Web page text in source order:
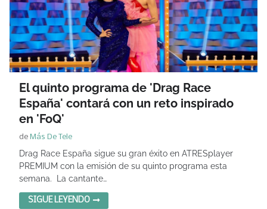
El quinto programa de 'Drag Race
España' contará con un reto inspirado
en 'FoQ'
de Más De Tele
Drag Race España sigue su gran éxito en ATRESplayer
PREMIUM con la emisión de su quinto programa esta
semana. La cantante…
SIGUE LEYENDO